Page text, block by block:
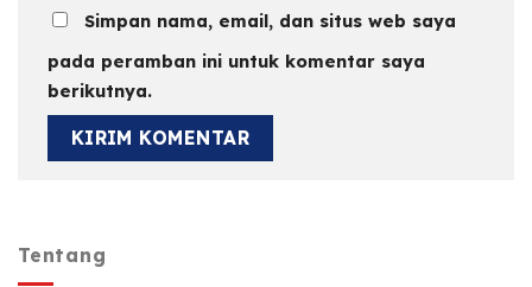
Simpan nama, email, dan situs web saya
pada peramban ini untuk komentar saya
berikutnya.
Tentang